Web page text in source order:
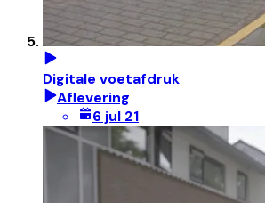
Digitale voetafdruk
Aflevering
6 jul 21